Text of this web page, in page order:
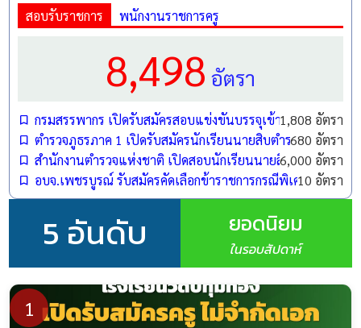
วิชาชีพครู ที่ยังไม่หมดอายุ
วัน เวลา และสถานที่รับสมัคร
กำหนดการ:เปิดรับสมัครตั้งแต่วันที่ 30 มิถุนายน 2569
เป็นต้นไป
เวลาทำการ:ระหว่างเวลา 08.30 - 16.30 น.
วิธีการและสถานที่:
ผู้ที่สนใจสามารถติดต่อขอรับใบ
สมัครและส่งใบสมัครได้ด้วยตนเอง ที่ ห้องธุรการ
สอบถามข้อมูลเพิ่มเติม:ติดต่อทางโทรศัพท์หมายเลข
083-764-6156
สอบรับราชการ พนักงานราชการครู
8,498 อัตรา
กรมสรรพากร เปิดรับสมัครสอบแข่งขันบรรจุเข้ารับราชการ
1,808 อัตรา
ตำรวจภูธรภาค 1 เปิดรับสมัครนักเรียนนายสิบตำรวจ (นสต.)
680 อัตรา
สำนักงานตำรวจแห่งชาติ เปิดสอบนักเรียนนายสิบตำรวจ (นส
6,000 อัตรา
อบจ.เพชรบูรณ์ รับสมัครคัดเลือกข้าราชการกรณีพิเศษ ตำแห
10 อัตรา
5 อันดับ ยอดนิยม
ในรอบสัปดาห์
1